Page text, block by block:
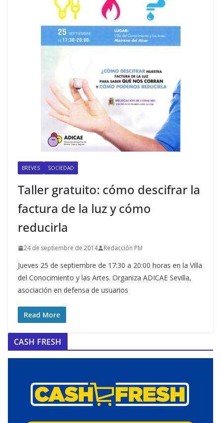
BREVES SOCIEDAD
Taller gratuito: cómo descifrar la
factura de la luz y cómo
reducirla
24 de septiembre de 2014 Redacción PM
Jueves 25 de septiembre de 17:30 a 20:00 horas en la Villa
del Conocimiento y las Artes. Organiza ADICAE Sevilla,
asociación en defensa de usuarios
Read More
CASH FRESH